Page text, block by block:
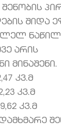
შიდა
არის
მინაშენი.
კვ.მ
კვ.მ
კვ.მ